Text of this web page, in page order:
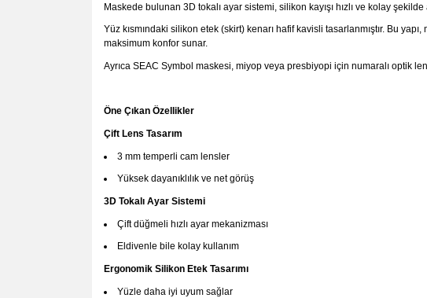
Maskede bulunan 3D tokalı ayar sistemi, silikon kayışı hızlı ve kolay
Yüz kısmındaki silikon etek (skirt) kenarı hafif kavisli tasarlanmıştır. Bu
maksimum konfor sunar.
Ayrıca SEAC Symbol maskesi, miyop veya presbiyopi için numaralı optik
Öne Çıkan Özellikler
Çift Lens Tasarım
3 mm temperli cam lensler
Yüksek dayanıklılık ve net görüş
3D Tokalı Ayar Sistemi
Çift düğmeli hızlı ayar mekanizması
Eldivenle bile kolay kullanım
Ergonomik Silikon Etek Tasarımı
Yüzle daha iyi uyum sağlar